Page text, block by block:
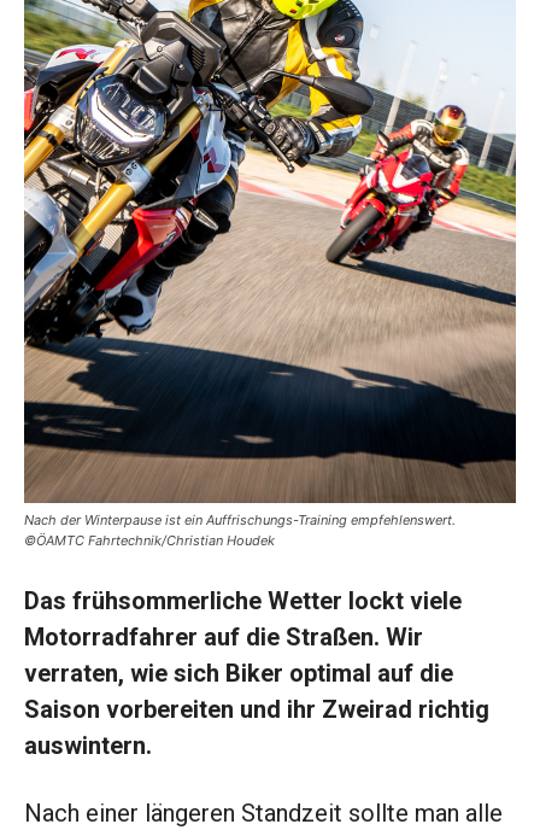
Nach der Winterpause ist ein Auffrischungs-Training empfehlenswert.
©ÖAMTC Fahrtechnik/Christian Houdek
Das frühsommerliche Wetter lockt viele
Motorradfahrer auf die Straßen. Wir
verraten, wie sich Biker optimal auf die
Saison vorbereiten und ihr Zweirad richtig
auswintern.
Nach einer längeren Standzeit sollte man alle